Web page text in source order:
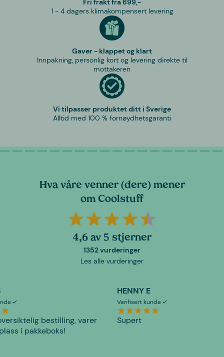
1 - 4 dagers klimakompensert levering
Gaver - klappet og klart
Innpakning, personlig kort og levering direkte til
mottakeren
Vi tilpasser produktet ditt i Sverige
Alltid med 100 % fornøydhetsgaranti
Hva våre venner (dere) mener
om Coolstuff
4,6 av 5 stjerner
1352 vurderinger
Les alle vurderinger
bestilling, varer
i pakkeboks!
HENNY E
Verifisert kunde
Supert